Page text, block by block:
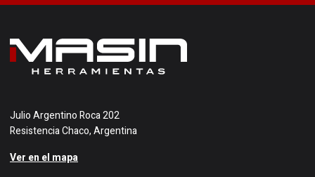
Julio Argentino Roca 202
Resistencia Chaco, Argentina
Ver en el mapa